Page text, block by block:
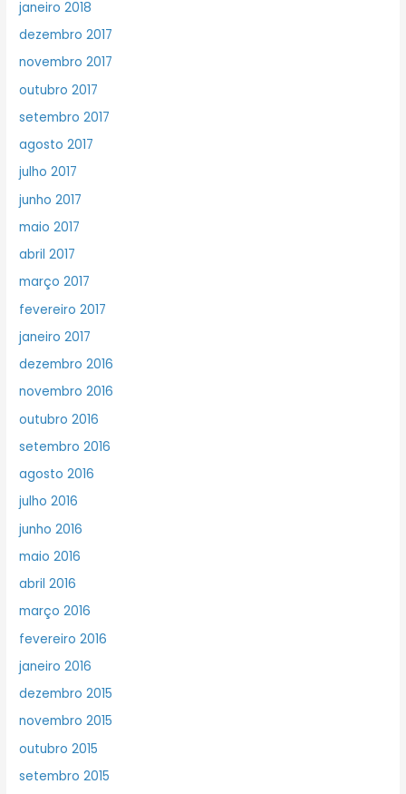
janeiro 2018
dezembro 2017
novembro 2017
outubro 2017
setembro 2017
agosto 2017
julho 2017
junho 2017
maio 2017
abril 2017
março 2017
fevereiro 2017
janeiro 2017
dezembro 2016
novembro 2016
outubro 2016
setembro 2016
agosto 2016
julho 2016
junho 2016
maio 2016
abril 2016
março 2016
fevereiro 2016
janeiro 2016
dezembro 2015
novembro 2015
outubro 2015
setembro 2015